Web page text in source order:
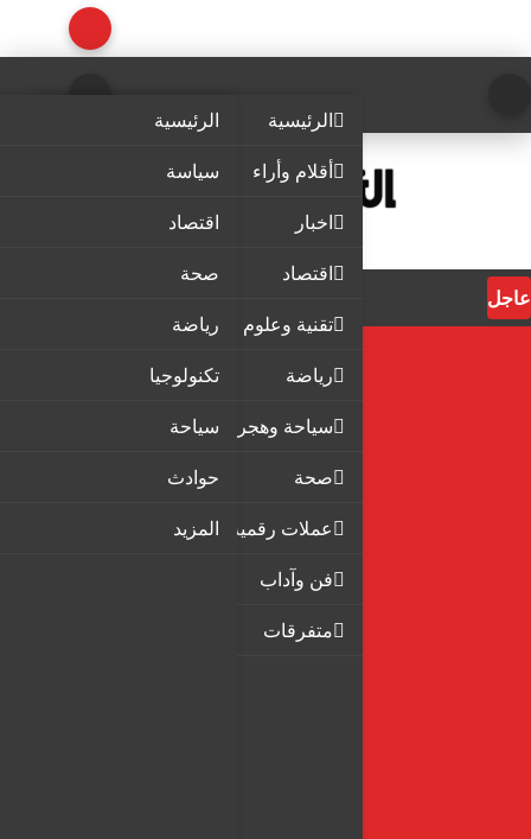
الرئيسية
أقلام وأراء
اخبار
اقتصاد
تقنية وعلوم
رياضة
سياحة وهجرة
صحة
عملات رقمية
فن وآداب
متفرقات
الرئيسية
سياسة
اقتصاد
صحة
رياضة
تكنولوجيا
سياحة
حوادث
المزيد
عاجل